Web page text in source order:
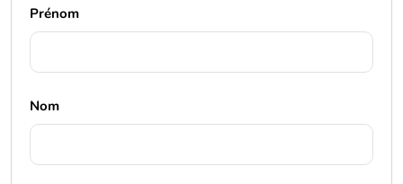
Prénom
Nom